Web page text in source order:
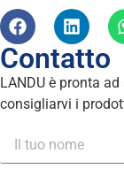
Contatto
LANDU è pronta
consigliarvi i